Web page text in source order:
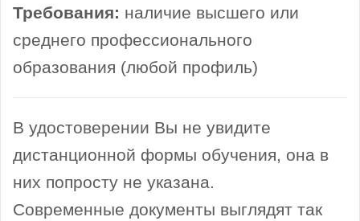
Требования: наличие высшего или
среднего профессионального
образования (любой профиль)
В удостоверении Вы не увидите
дистанционной формы обучения, она в
них попросту не указана.
Современные документы выглядят так